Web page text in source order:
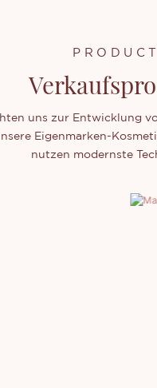
uns zur Entwicklung
Eigenmarken-
nutzen modernste